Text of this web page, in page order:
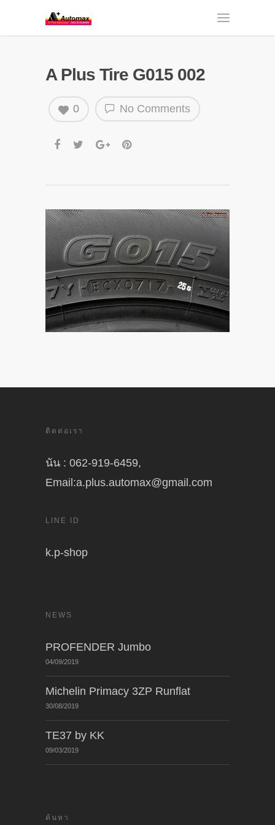
A Plus Tire G015 002
No Comments
0
ติดต่อเรา
นัน : 062-919-6459,
Email:a.plus.automax@gmail.com
LINE ID
k.p-shop
NEWS
PROFENDER Jumbo
04/09/2019
Michelin Primacy 3ZP Runflat
30/08/2019
TE37 by KK
09/03/2019
ค้นหา